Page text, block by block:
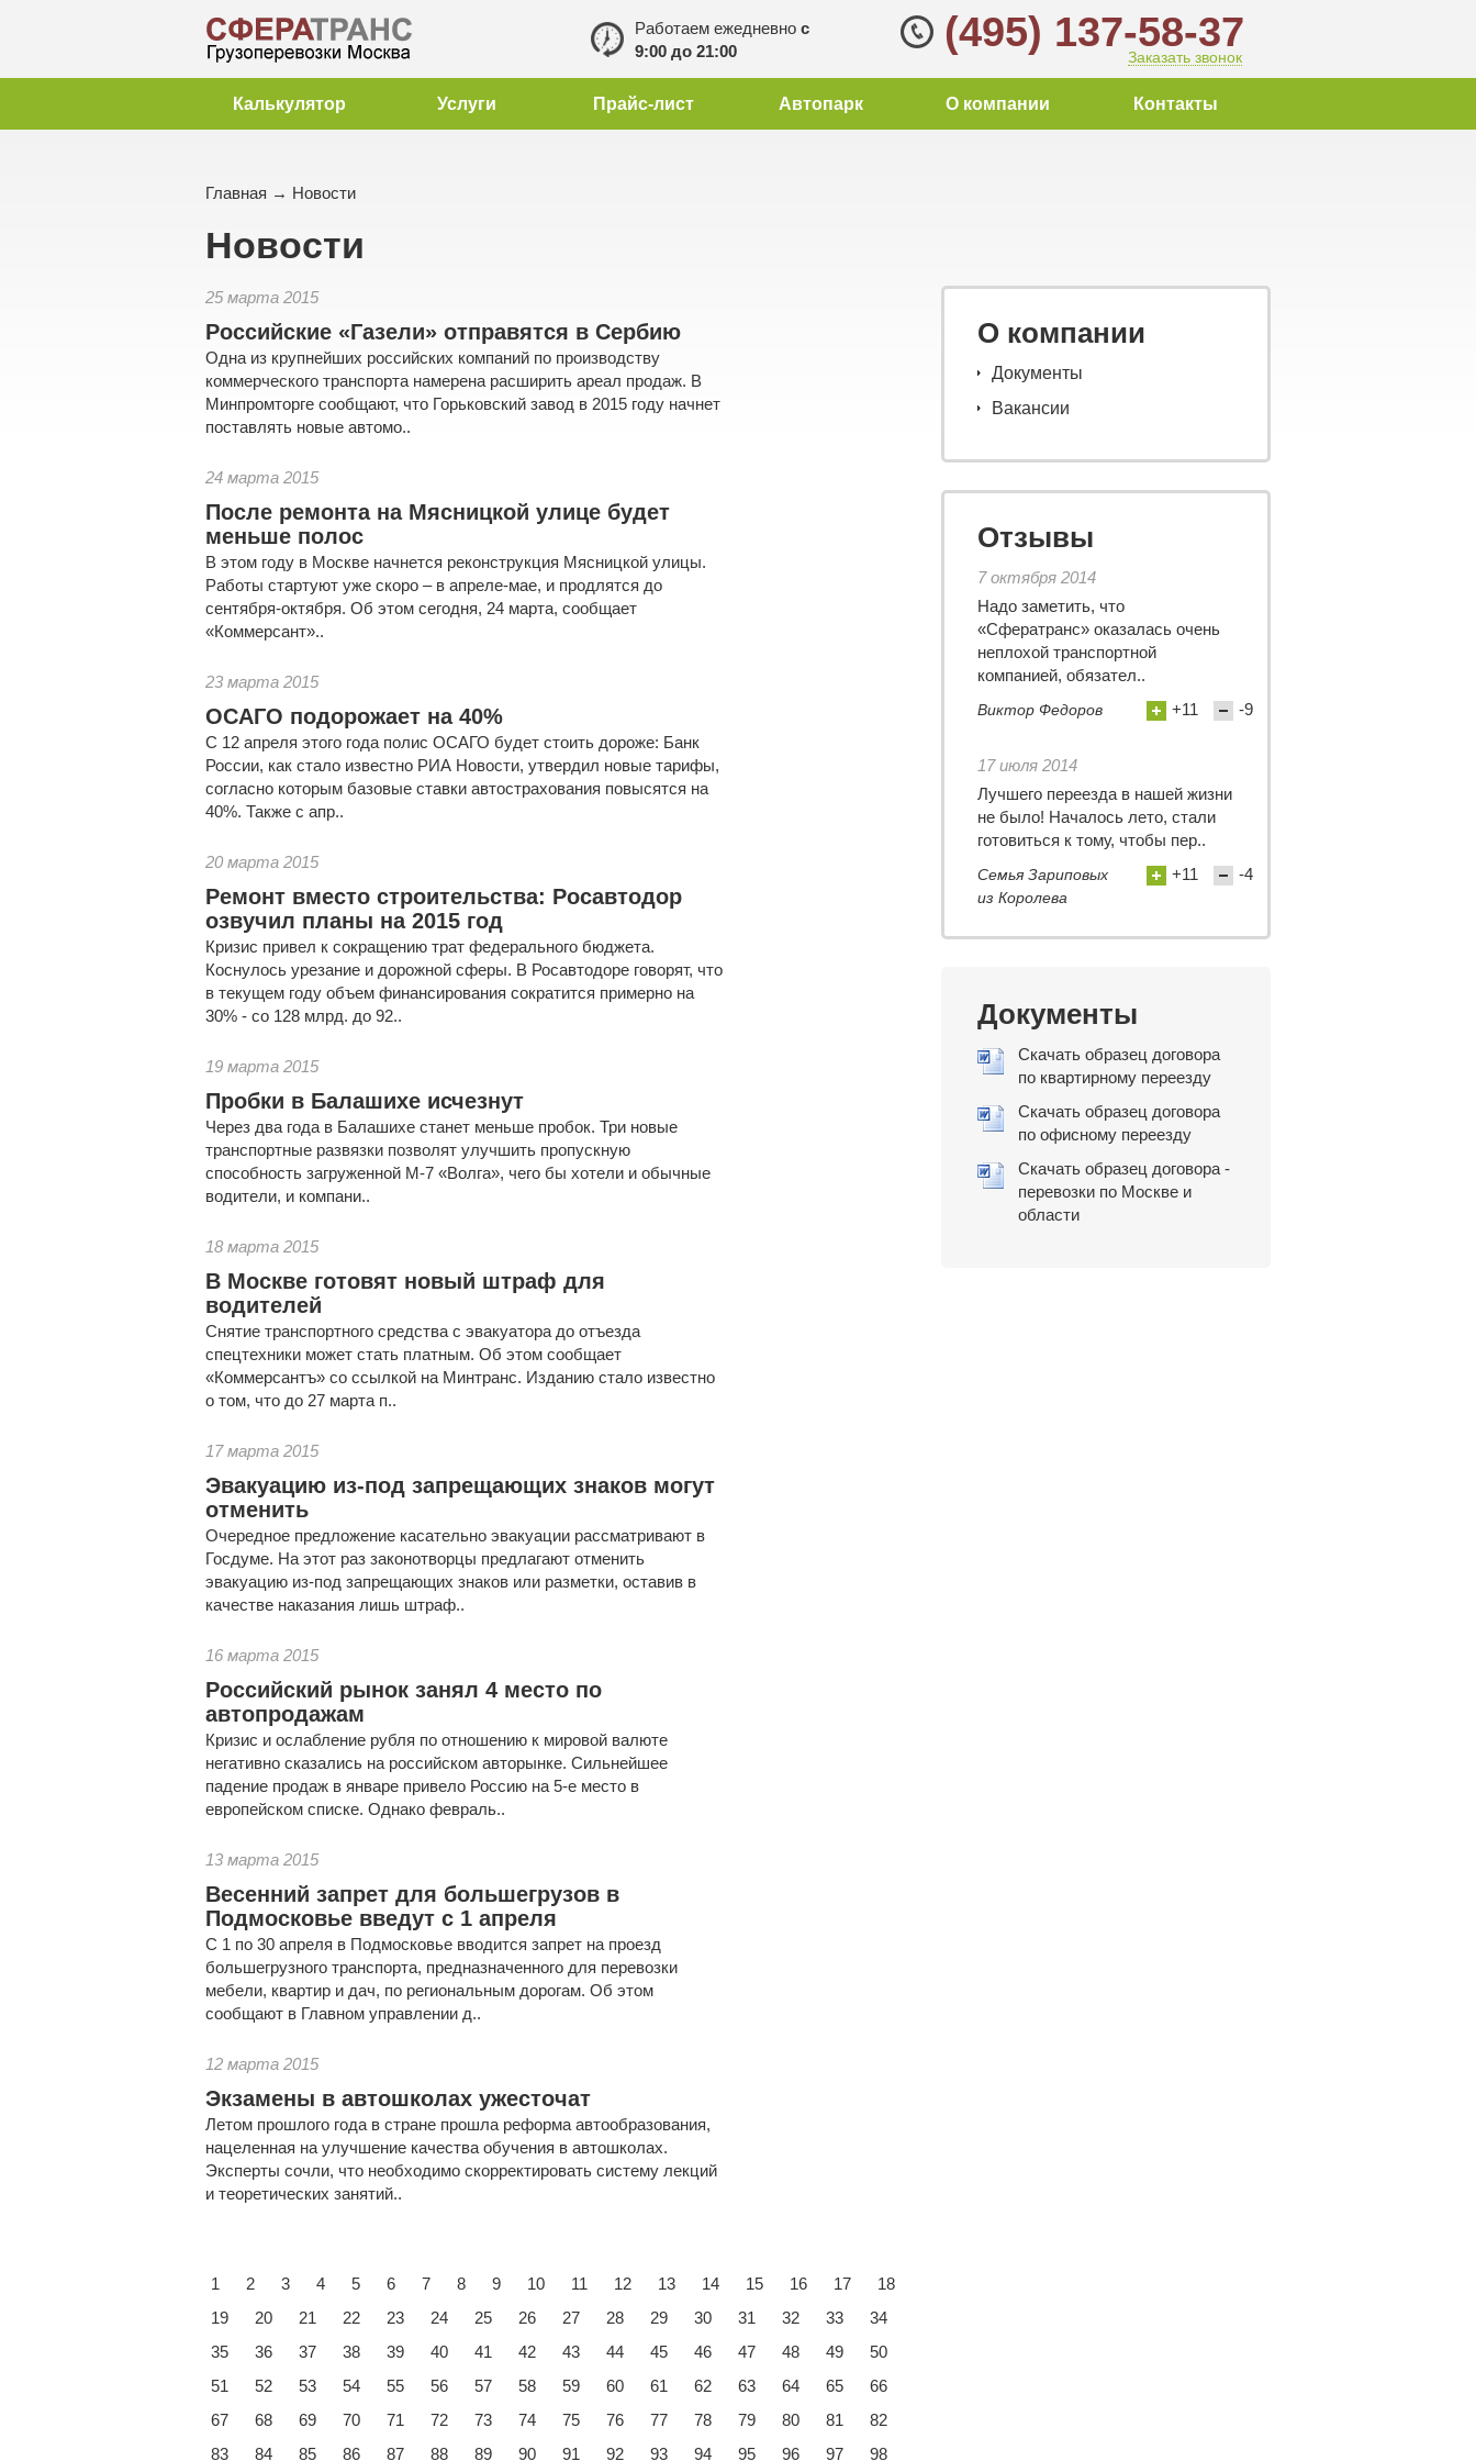
Калькулятор Услуги Прайс-лист Автопарк О компании Контакты
(495) 137-58-37
Заказать звонок
Работаем ежедневно с
9:00 до 21:00
Главная → Новости
Новости
25 марта 2015
Российские «Газели» отправятся в Сербию
Одна из крупнейших российских компаний по производству
коммерческого транспорта намерена расширить ареал продаж. В
Минпромторге сообщают, что Горьковский завод в 2015 году начнет
поставлять новые автомо..
24 марта 2015
После ремонта на Мясницкой улице будет
меньше полос
В этом году в Москве начнется реконструкция Мясницкой улицы.
Работы стартуют уже скоро – в апреле-мае, и продлятся до
сентября-октября. Об этом сегодня, 24 марта, сообщает
«Коммерсант»..
23 марта 2015
ОСАГО подорожает на 40%
С 12 апреля этого года полис ОСАГО будет стоить дороже: Банк
России, как стало известно РИА Новости, утвердил новые тарифы,
согласно которым базовые ставки автострахования повысятся на
40%. Также с апр..
20 марта 2015
Ремонт вместо строительства: Росавтодор
озвучил планы на 2015 год
Кризис привел к сокращению трат федерального бюджета.
Коснулось урезание и дорожной сферы. В Росавтодоре говорят, что
в текущем году объем финансирования сократится примерно на
30% - со 128 млрд. до 92..
19 марта 2015
Пробки в Балашихе исчезнут
Через два года в Балашихе станет меньше пробок. Три новые
транспортные развязки позволят улучшить пропускную
способность загруженной М-7 «Волга», чего бы хотели и обычные
водители, и компани..
18 марта 2015
В Москве готовят новый штраф для
водителей
Снятие транспортного средства с эвакуатора до отъезда
спецтехники может стать платным. Об этом сообщает
«Коммерсантъ» со ссылкой на Минтранс. Изданию стало известно
о том, что до 27 марта п..
17 марта 2015
Эвакуацию из-под запрещающих знаков могут
отменить
Очередное предложение касательно эвакуации рассматривают в
Госдуме. На этот раз законотворцы предлагают отменить
эвакуацию из-под запрещающих знаков или разметки, оставив в
качестве наказания лишь штраф..
16 марта 2015
Российский рынок занял 4 место по
автопродажам
Кризис и ослабление рубля по отношению к мировой валюте
негативно сказались на российском авторынке. Сильнейшее
падение продаж в январе привело Россию на 5-е место в
европейском списке. Однако февраль..
13 марта 2015
Весенний запрет для большегрузов в
Подмосковье введут с 1 апреля
С 1 по 30 апреля в Подмосковье вводится запрет на проезд
большегрузного транспорта, предназначенного для перевозки
мебели, квартир и дач, по региональным дорогам. Об этом
сообщают в Главном управлении д..
12 марта 2015
Экзамены в автошколах ужесточат
Летом прошлого года в стране прошла реформа автообразования,
нацеленная на улучшение качества обучения в автошколах.
Эксперты сочли, что необходимо скорректировать систему лекций
и теоретических занятий..
1 2 3 4 5 6 7 8 9 10 11 12 13 14 15 16 17
18
19
20 21 22 23 24 25 26 27 28 29 30 31 32 33
34
35
36 37 38 39 40 41 42 43 44 45 46 47 48 49
50
51
52 53 54 55 56 57 58 59 60 61 62 63 64 65
66
67
68 69 70 71 72 73 74 75 76 77 78 79 80 81
82
83
84 85 86 87 88 89 90 91 92 93 94 95 96 97 98
О компании
Документы
Вакансии
Отзывы
7 октября 2014
Надо заметить, что
«Сфератранс» оказалась очень
неплохой транспортной
компанией, обязател..
Виктор Федоров +11 -9
17 июля 2014
Лучшего переезда в нашей жизни
не было! Началось лето, стали
готовиться к тому, чтобы пер..
Семья Зариповых
из Королева
+11 -4
Документы
Скачать образец договора
по квартирному переезду
Скачать образец договора
по офисному переезду
Скачать образец договора -
перевозки по Москве и
области